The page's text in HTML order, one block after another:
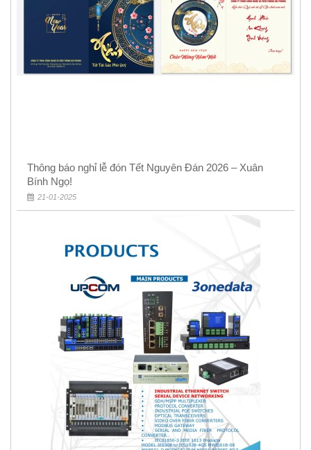
Thông báo nghỉ lễ đón Tết Nguyên Đán 2026 – Xuân
Bính Ngọ!
21-01-2025